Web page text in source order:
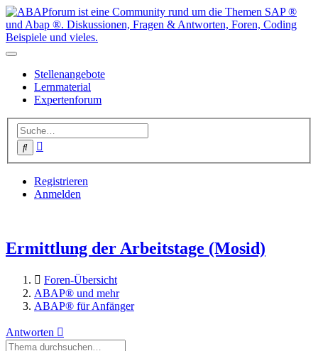
Stellenangebote
Lernmaterial
Expertenforum
Suche
Registrieren
Anmelden
Ermittlung der Arbeitstage (Mosid)
Foren-Übersicht
ABAP® und mehr
ABAP® für Anfänger
Antworten